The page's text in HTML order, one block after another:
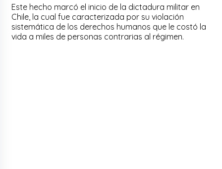
Este hecho marcó el inicio de la dictadura militar en
Chile, la cual fue caracterizada por su violación
sistemática de los derechos humanos que le costó la
vida a miles de personas contrarias al régimen.